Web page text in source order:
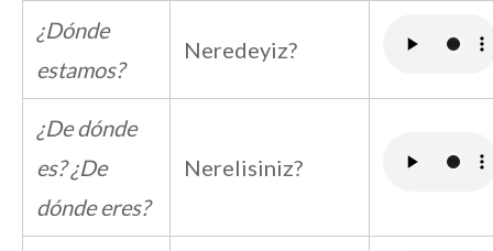
¿Dónde
estamos?
Neredeyiz?
¿De dónde
es? ¿De
dónde eres?
Nerelisiniz?